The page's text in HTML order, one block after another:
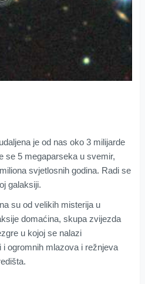
je od nas oko 3 milijarde
se 5 megaparseka u svemir,
svjetlosnih godina. Radi se
galaksiji.
su od velikih misterija u
domaćina, skupa zvijezda
u kojoj se nalazi
ogromnih mlazova i režnjeva